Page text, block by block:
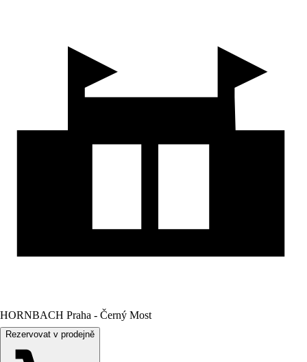
HORNBACH Praha - Černý Most
Rezervovat v prodejně